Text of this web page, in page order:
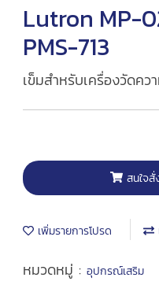
Lutron MP-
PMS-713
เข็มสำหรับเครื่องวัดค
สนใจ
เพิ่มรายการโปรด
หมวดหมู่ : อุปกรณ์เสริม